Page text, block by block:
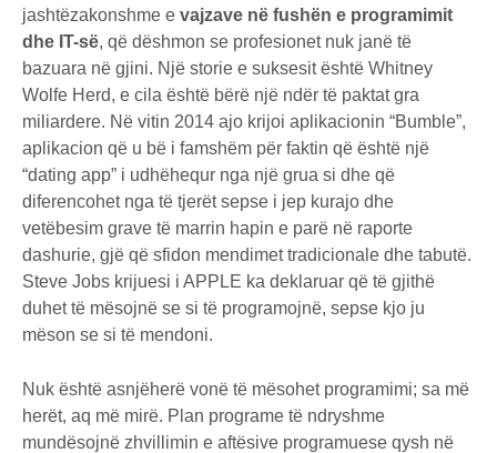
jashtëzakonshme e vajzave në fushën e programimit
dhe IT-së, që dëshmon se profesionet nuk janë të
bazuara në gjini. Një storie e suksesit është Whitney
Wolfe Herd, e cila është bërë një ndër të paktat gra
miliardere. Në vitin 2014 ajo krijoi aplikacionin “Bumble”,
aplikacion që u bë i famshëm për faktin që është një
“dating app” i udhëhequr nga një grua si dhe që
diferencohet nga të tjerët sepse i jep kurajo dhe
vetëbesim grave të marrin hapin e parë në raporte
dashurie, gjë që sfidon mendimet tradicionale dhe tabutë.
Steve Jobs krijuesi i APPLE ka deklaruar që të gjithë
duhet të mësojnë se si të programojnë, sepse kjo ju
mëson se si të mendoni.
Nuk është asnjëherë vonë të mësohet programimi; sa më
herët, aq më mirë. Plan programe të ndryshme
mundësojnë zhvillimin e aftësive programuese qysh në